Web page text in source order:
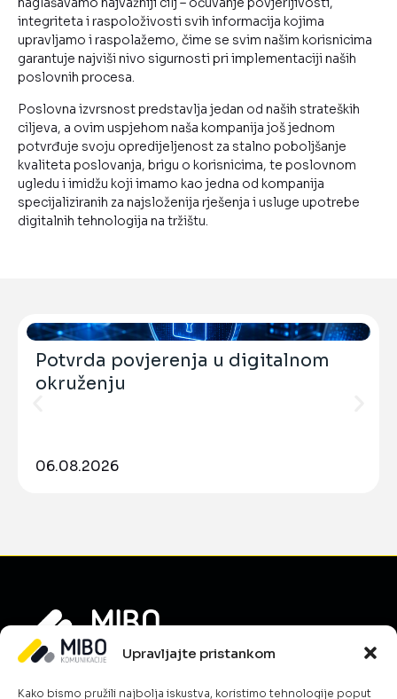
Upravljajte pristankom
Kako bismo pružili najbolja iskustva, koristimo tehnologije poput
integriteta i raspoloživosti svih informacija kojima
upravljamo i raspolažemo, čime se svim našim korisnicima
garantuje najviši nivo sigurnosti pri implementaciji naših
poslovnih procesa.
Poslovna izvrsnost predstavlja jedan od naših strateških
ciljeva, a ovim uspjehom naša kompanija još jednom
potvrđuje svoju opredijeljenost za stalno poboljšanje
kvaliteta poslovanja, brigu o korisnicima, te poslovnom
ugledu i imidžu koji imamo kao jedna od kompanija
specijaliziranih za najsloženija rješenja i usluge upotrebe
digitalnih tehnologija na tržištu.
Potvrda povjerenja u digitalnom
okruženju
06.08.2026
O nama